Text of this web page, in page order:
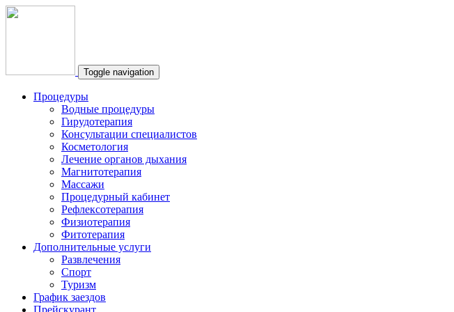
Toggle navigation
Процедуры
Водные процедуры
Гирудотерапия
Консультации специалистов
Косметология
Лечение органов дыхания
Магнитотерапия
Массажи
Процедурный кабинет
Рефлексотерапия
Физиотерапия
Фитотерапия
Дополнительные услуги
Развлечения
Спорт
Туризм
График заездов
Прейскурант